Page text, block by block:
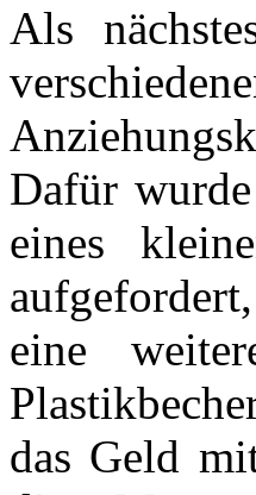
Als
Dafür
eines
eine
das Geld